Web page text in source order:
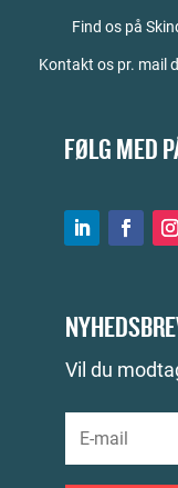
Find os på
Kontakt os pr. mail
FØLG MED
Vil du